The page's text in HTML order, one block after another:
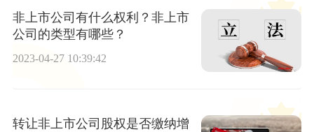
非上市公司有什么权利？非上市
公司的类型有哪些？
2023-04-27 10:39:42
转让非上市公司股权是否缴纳增